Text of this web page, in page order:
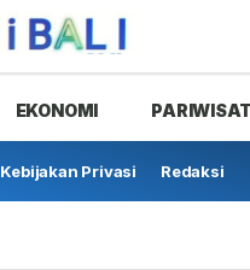
EKONOMI
Kebijakan Privasi Redaksi